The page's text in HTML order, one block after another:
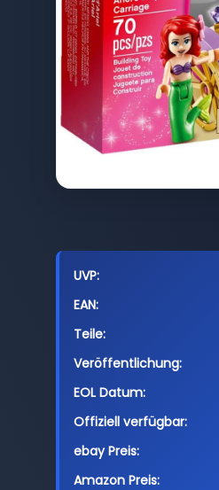
UVP:
EAN:
Teile:
Veröffentlichung:
EOL Datum:
Offiziell verfügbar:
ebay Preis:
Amazon Preis: